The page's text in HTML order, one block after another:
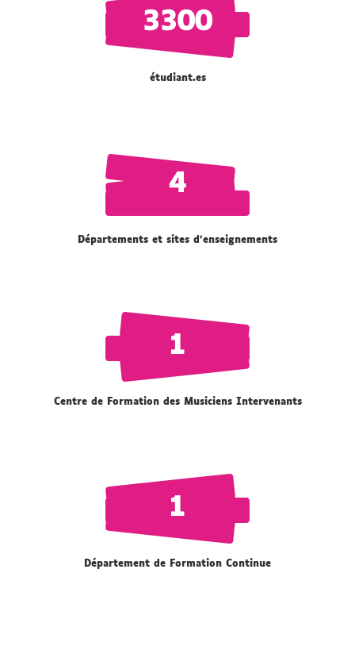
3300
étudiant.es
4
Départements et sites d'enseignements
1
Centre de Formation des Musiciens Intervenants
1
Département de Formation Continue